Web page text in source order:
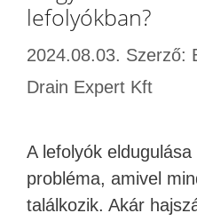
lefolyókban?
2024.08.03. Szerző:
Drain Expert Kft
A lefolyók
probléma, amivel
találkozik. Akár